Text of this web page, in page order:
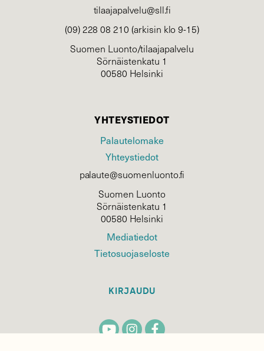
tilaajapalvelu@sll.fi
(09) 228 08 210 (arkisin klo 9-15)
Suomen Luonto/tilaajapalvelu
Sörnäistenkatu 1
00580 Helsinki
YHTEYSTIEDOT
Palautelomake
Yhteystiedot
palaute@suomenluonto.fi
Suomen Luonto
Sörnäistenkatu 1
00580 Helsinki
Mediatiedot
Tietosuojaseloste
KIRJAUDU